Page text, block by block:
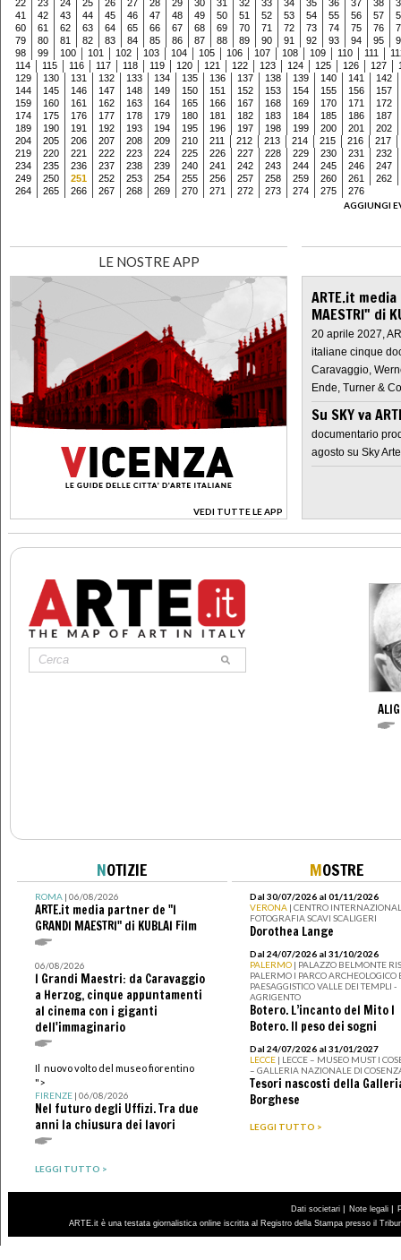
22 23 24 25 26 27 28 29 30 31 32 33 34 35 36 37 38
41
42 43 44 45 46 47 48 49 50 51 52 53 54 55 56 57
60
61 62 63 64 65 66 67 68 69 70 71 72 73 74 75 76
79
80 81 82 83 84 85 86 87 88 89 90 91 92 93 94 95
98
99 100 101 102 103 104 105 106 107 108 109 110 111
114
115 116 117 118 119 120 121 122 123 124 125 126 127
129
130 131 132 133 134 135 136 137 138 139 140 141
142
144
145 146 147 148 149 150 151 152 153 154 155 156
157
159
160 161 162 163 164 165 166 167 168 169 170 171
172
174
175 176 177 178 179 180 181 182 183 184 185 186
187
189
190 191 192 193 194 195 196 197 198 199 200 201
202
204
205 206 207 208 209 210 211 212 213 214 215 216
217
219
220 221 222 223 224 225 226 227 228 229 230 231
232
234
235 236 237 238 239 240 241 242 243 244 245 246
247
249
250 251 252 253 254 255 256 257 258 259 260 261
262
264
265 266 267 268 269 270 271 272 273 274 275
276
AGGIUNGI
LE NOSTRE APP
VEDI TUTTE LE APP
>
ARTE.it
MAESTRI" di
20 aprile 2027,
italiane cinque
Caravaggio,
Ende, Turner &
Su SKY va
documentario
agosto su Sky Arte
NOTIZIE
ROMA| 06/08/2026
ARTE.it media partner de "I
GRANDI MAESTRI" di KUBLAI Film
06/08/2026
I Grandi Maestri: da Caravaggio
a Herzog, cinque appuntamenti
al cinema con i giganti
dell'immaginario
Il nuovo volto del museo fiorentino
">
FIRENZE| 06/08/2026
Nel futuro degli Uffizi. Tra due
anni la chiusura dei lavori
LEGGI TUTTO >
MOSTRE
Dal 30/07/2026 al 01/11/2026
VERONA | CENTRO
FOTOGRAFIA SCAVI SCALIGERI
Dorothea Lange
Dal 24/07/2026 al 31/10/2026
PALERMO | PALAZZO BELMONTE
PALERMO I PARCO ARCHEOLOGICO
PAESAGGISTICO VALLE DEI TEMPLI -
AGRIGENTO
Botero. L’incanto del Mito I
Botero. Il peso dei sogni
Dal 24/07/2026 al 31/01/2027
LECCE | LECCE – MUSEO MUST I
– GALLERIA NAZIONALE DI
Tesori nascosti della
Borghese
LEGGI TUTTO >
Dati societari | Note legali |
ARTE.it è una testata giornalistica online iscritta al Registro della Stampa presso il